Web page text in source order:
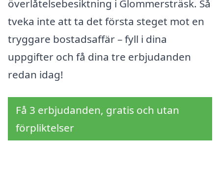
överlåtelsebesiktning i Glommersträsk. Så
tveka inte att ta det första steget mot en
tryggare bostadsaffär – fyll i dina
uppgifter och få dina tre erbjudanden
redan idag!
Få 3 erbjudanden, gratis och utan
förpliktelser